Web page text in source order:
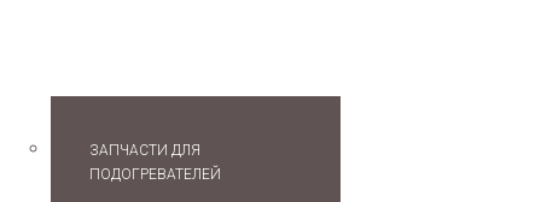
ЗАПЧАСТИ ДЛЯ
ПОДОГРЕВАТЕЛЕЙ